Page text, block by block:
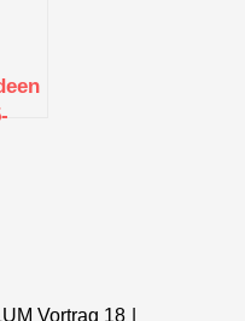
Vortrag 18 |